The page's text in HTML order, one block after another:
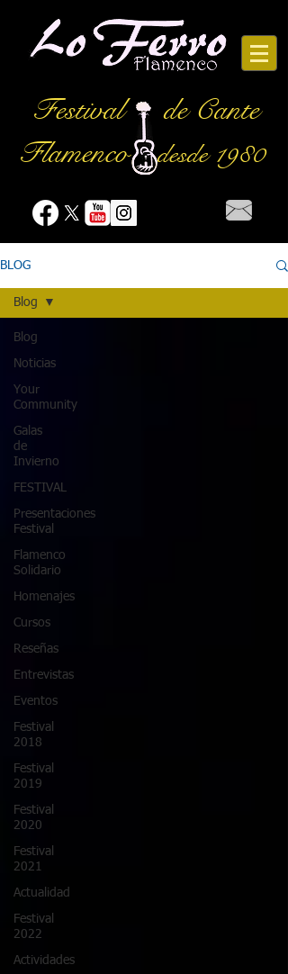
Festival
de Cante
Flamencodesde 1980
BLOG
Blog
Noticias
Your
Community
Galas
de
Invierno
FESTIVAL
Presentaciones
Festival
Flamenco
Solidario
Homenajes
Cursos
Reseñas
Entrevistas
Eventos
Festival
2018
Festival
2019
Festival
2020
Festival
2021
Actualidad
Festival
2022
Actividades
Blog